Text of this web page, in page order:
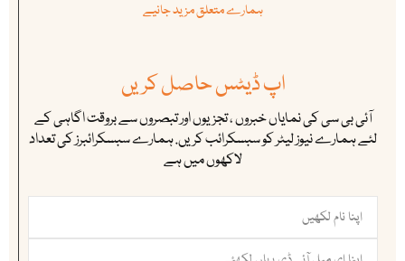
ہمارے متعلق مزید جانیے
اپ ڈیٹس حاصل کریں
آئی بی سی کی نمایاں خبروں ، تجزیوں اور تبصروں سے بروقت اگاہی کے
لئے ہمارے نیوز لیٹر کو سبسکرائب کریں. ہمارے سبسکرائبرز کی تعداد
لاکھوں میں ہے